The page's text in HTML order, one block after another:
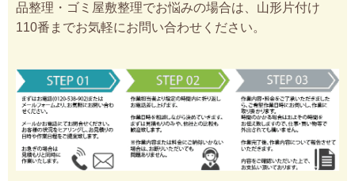
品整理・ゴミ屋敷整理でお悩みの場合は、山形片付け
110番までお気軽にお問い合わせください。